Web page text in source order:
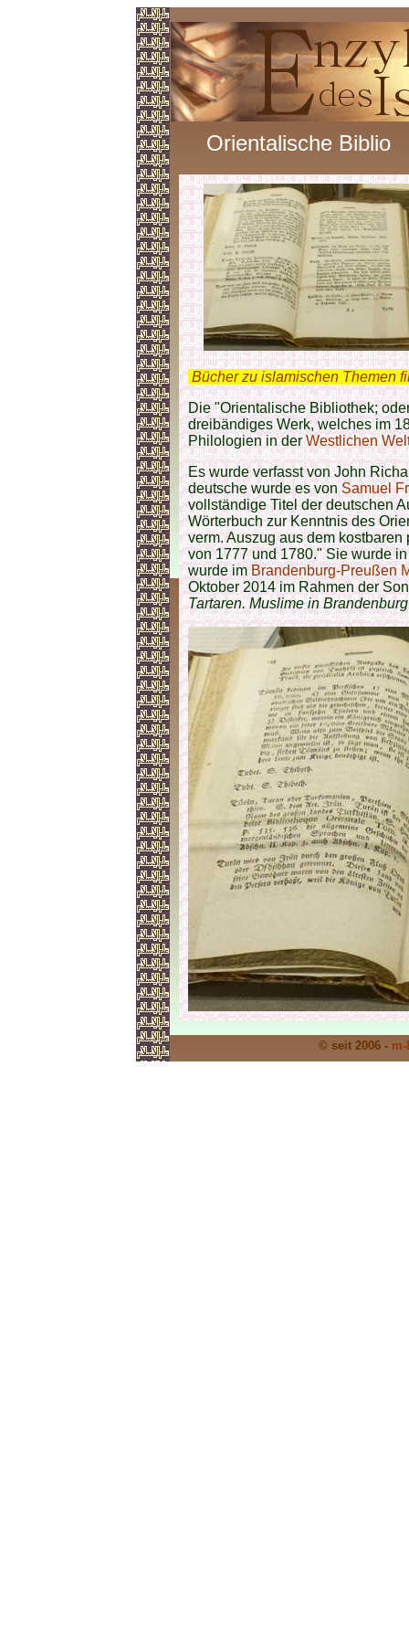
Orientalische Biblio
Bücher zu islamischen Themen
Die "Orientalische Bibliothek;
dreibändiges Werk, welches im
Philologien in derWestlichen
Es wurde verfasst von John
deutsche wurde es vonSamuel
vollständige Titel der deutschen
Wörterbuch zur Kenntnis des
verm. Auszug aus dem
von 1777 und 1780." Sie wurde
wurde imBrandenburg-Preußen
Oktober 2014 im Rahmen der
Tartaren. Muslime in
© seit 2006 -